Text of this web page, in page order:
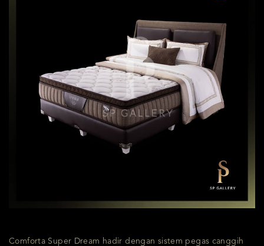
Comforta Super Dream hadir dengan sistem pegas canggih